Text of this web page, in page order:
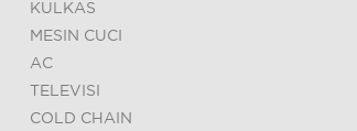
KULKAS
MESIN CUCI
AC
TELEVISI
COLD CHAIN